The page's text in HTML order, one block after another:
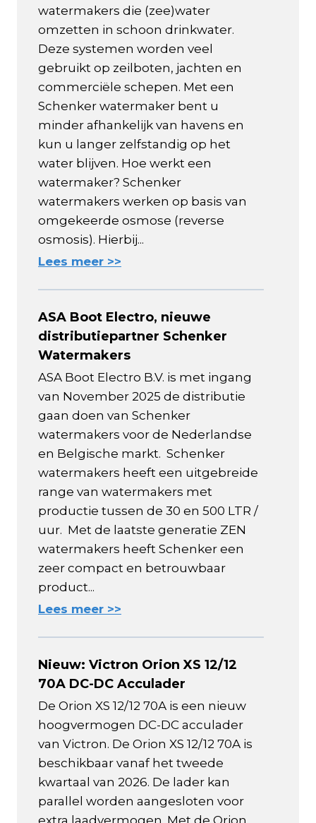
watermakers die (zee)water
omzetten in schoon drinkwater.
Deze systemen worden veel
gebruikt op zeilboten, jachten en
commerciële schepen. Met een
Schenker watermaker bent u
minder afhankelijk van havens en
kun u langer zelfstandig op het
water blijven. Hoe werkt een
watermaker? Schenker
watermakers werken op basis van
omgekeerde osmose (reverse
osmosis). Hierbij...
Lees meer >>
ASA Boot Electro, nieuwe
distributiepartner Schenker
Watermakers
ASA Boot Electro B.V. is met ingang
van November 2025 de distributie
gaan doen van Schenker
watermakers voor de Nederlandse
en Belgische markt. Schenker
watermakers heeft een uitgebreide
range van watermakers met
productie tussen de 30 en 500 LTR /
uur. Met de laatste generatie ZEN
watermakers heeft Schenker een
zeer compact en betrouwbaar
product...
Lees meer >>
Nieuw: Victron Orion XS 12/12
70A DC-DC Acculader
De Orion XS 12/12 70A is een nieuw
hoogvermogen DC-DC acculader
van Victron. De Orion XS 12/12 70A is
beschikbaar vanaf het tweede
kwartaal van 2026. De lader kan
parallel worden aangesloten voor
extra laadvermogen. Met de Orion